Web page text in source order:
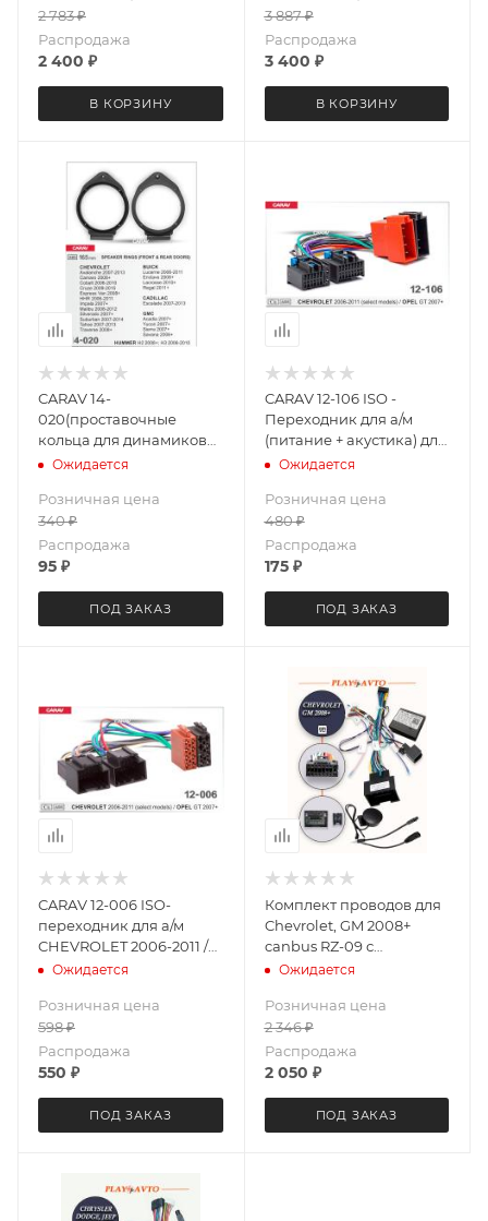
2 783₽
Распродажа
2 400 ₽
В КОРЗИНУ
3 887₽
Распродажа
3 400 ₽
В КОРЗИНУ
CARAV 14-
020(проставочные
кольца для динамиков
для а/м BUICK-
HUMMER-CADILLAC
2006+ (некоторые
модели / пер./зад./ 6.5")
Ожидается
Розничная цена
340₽
Распродажа
95 ₽
ПОД ЗАКАЗ
CARAV 12-106 ISO -
Переходник для а/м
(питание + акустика) для
а/м CHEVROLET 2006-
Ожидается
Розничная цена
480₽
Распродажа
175₽
ПОД ЗАКАЗ
CARAV 12-006 ISO-
переходник для а/м
CHEVROLET 2006-2011 /
OPEL GT 2007+
Ожидается
Розничная цена
598₽
Распродажа
550 ₽
ПОД ЗАКАЗ
Комплект проводов для
Chevrolet, GM 2008+
canbus RZ-09 с
динамиком LeTrun 5582
Ожидается
Розничная цена
2 346₽
Распродажа
2 050 ₽
ПОД ЗАКАЗ